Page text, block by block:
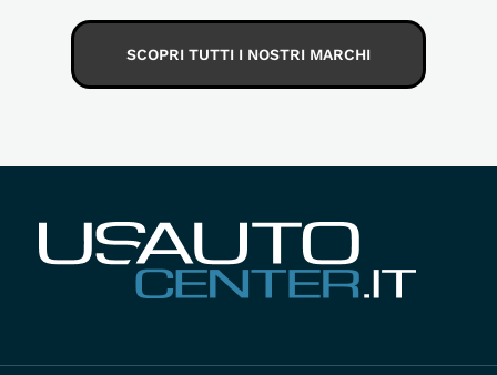
SCOPRI TUTTI I NOSTRI MARCHI